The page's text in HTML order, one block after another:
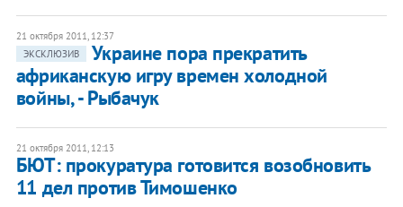
21 октября 2011, 12:37
ЭКСКЛЮЗИВ
Украине пора прекратить
африканскую игру времен холодной
войны, - Рыбачук
21 октября 2011, 12:13
БЮТ: прокуратура готовится возобновить
11 дел против Тимошенко